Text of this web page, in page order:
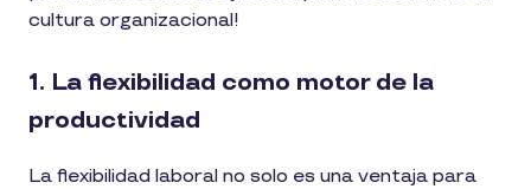
cultura organizacional!
1. La flexibilidad como motor de la
productividad
La flexibilidad laboral no solo es una ventaja para